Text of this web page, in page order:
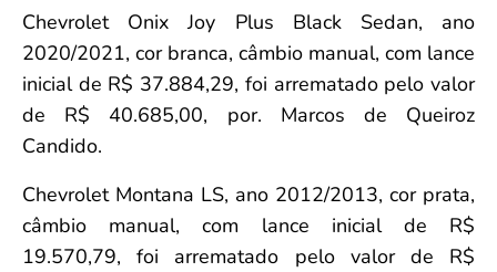
Chevrolet Onix Joy Plus Black Sedan, ano
2020/2021, cor branca, câmbio manual, com lance
inicial de R$ 37.884,29, foi arrematado pelo valor
de R$ 40.685,00, por. Marcos de Queiroz
Candido.
Chevrolet Montana LS, ano 2012/2013, cor prata,
câmbio manual, com lance inicial de R$
19.570,79, foi arrematado pelo valor de R$